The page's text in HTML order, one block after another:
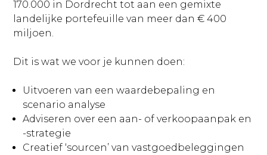
170.000 in Dordrecht tot aan een gemixte
landelijke portefeuille van meer dan € 400
miljoen.
Dit is wat we voor je kunnen doen:
Uitvoeren van een waardebepaling en
scenario analyse
Adviseren over een aan- of verkoopaanpak en
-strategie
Creatief ‘sourcen’ van vastgoedbeleggingen